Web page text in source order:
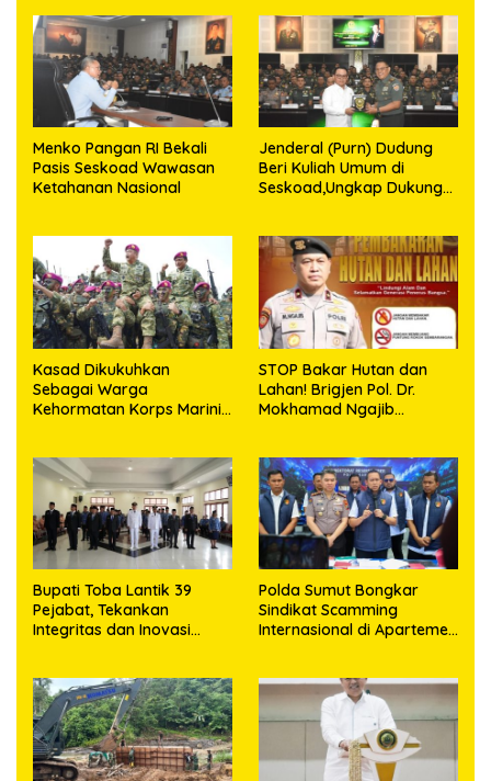
Menko Pangan RI Bekali
Pasis Seskoad Wawasan
Ketahanan Nasional
Jenderal (Purn) Dudung
Beri Kuliah Umum di
Seskoad,Ungkap Dukung
Kasad Dikukuhkan
Sebagai Warga
Kehormatan Korps Marinir
STOP Bakar Hutan dan
Lahan! Brigjen Pol. Dr.
Mokhamad Ngajib
Masa Depan!
Bupati Toba Lantik 39
Pejabat, Tekankan
Integritas dan Inovasi
Polda Sumut Bongkar
Sindikat Scamming
Internasional di Apartemen